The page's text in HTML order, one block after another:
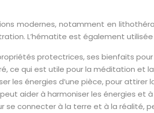
modernes, notamment en
L’hématite est également
protectrices, ses bienfaits
ce qui est utile pour la méditation et
les énergies d’une pièce, pour
aider à harmoniser les énergies et
se connecter à la terre et à la